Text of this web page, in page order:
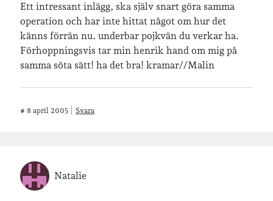
Ett intressant inlägg, ska själv snart göra samma
operation och har inte hittat något om hur det
känns förrän nu. underbar pojkvän du verkar ha.
Förhoppningsvis tar min henrik hand om mig på
samma söta sätt! ha det bra! kramar//Malin
# 8 april 2005 Svara
Natalie